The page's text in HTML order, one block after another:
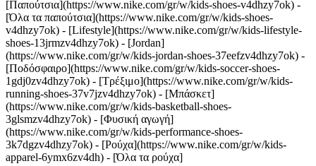
[Παπούτσια](https://www.nike.com/gr/w/kids-shoes-v4dhzy7ok) -
[Όλα τα παπούτσια](https://www.nike.com/gr/w/kids-shoes-
v4dhzy7ok) - [Lifestyle](https://www.nike.com/gr/w/kids-lifestyle-
shoes-13jrmzv4dhzy7ok) - [Jordan]
(https://www.nike.com/gr/w/kids-jordan-shoes-37eefzv4dhzy7ok) -
[Ποδόσφαιρο](https://www.nike.com/gr/w/kids-soccer-shoes-
1gdj0zv4dhzy7ok) - [Τρέξιμο](https://www.nike.com/gr/w/kids-
running-shoes-37v7jzv4dhzy7ok) - [Μπάσκετ]
(https://www.nike.com/gr/w/kids-basketball-shoes-
3glsmzv4dhzy7ok) - [Φυσική αγωγή]
(https://www.nike.com/gr/w/kids-performance-shoes-
3k7dgzv4dhzy7ok) - [Ρούχα](https://www.nike.com/gr/w/kids-
apparel-6ymx6zv4dh) - [Όλα τα ρούχα]